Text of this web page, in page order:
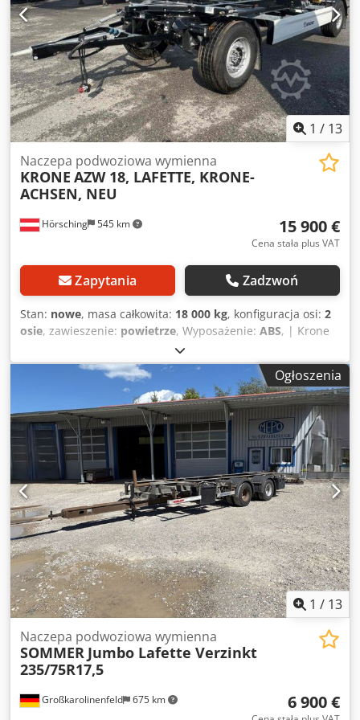
MAILI! ##### DOSTAWA JEST MOŻLIWA W CAŁEJ
NIEMCZECH! MEPO-NUTZFAHRZEUGE DZIAŁA OD 1983
ROKU! OGLĘDZINY TYLKO PO UMÓWIENIU! #####
1 / 13
Hörsching 545 km
Naczepa podwoziowa wymienna
KRONE AZW 18, LAFETTE, KRONE-
ACHSEN, NEU
15 900 €
Cena stała plus VAT
Zapytania Zadzwoń
Stan: nowe, masa całkowita: 18 000 kg, konfiguracja osi: 2
osie, zawieszenie: powietrze, Wyposażenie: ABS, | Krone
AZW18, podwozie | Oś Krone z hamulcami tarczowymi |
Nowy pojazd | Uchwyt na koło zapasowe | Regulowana
dyszel | 385/65R22,5 | Zastrzegamy sobie prawo do
błędów, pomyłek w danych oraz wcześniejszej sprzedaży.
Dsdpfx Adezl Rquewsck
Ogłoszenia
1 / 13
Großkarolinenfeld 675 km
Naczepa podwoziowa wymienna
SOMMER Jumbo Lafette Verzinkt
235/75R17,5
6 900 €